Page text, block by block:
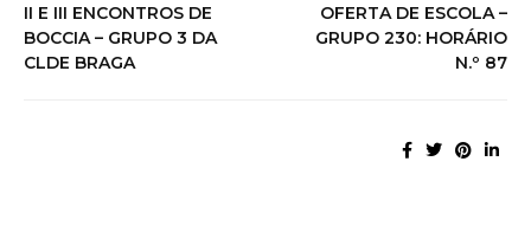
II E III ENCONTROS DE
BOCCIA – GRUPO 3 DA
CLDE BRAGA
OFERTA DE ESCOLA –
GRUPO 230: HORÁRIO
N.º 87